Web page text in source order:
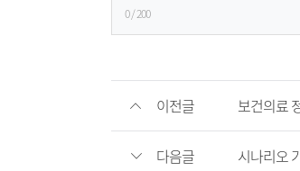
0/ 200
이전글 보건의료
다음글 시나리오